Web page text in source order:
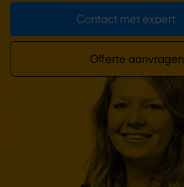
Contact met expert
Offerte aanvragen